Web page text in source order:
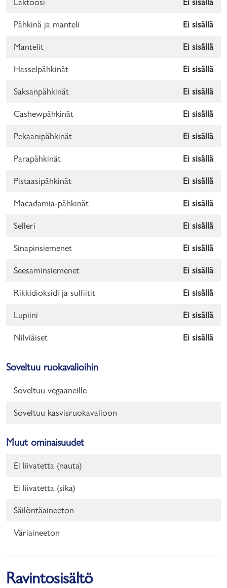
Pähkinä ja manteli Ei sisällä
Mantelit Ei sisällä
Hasselpähkinät Ei sisällä
Saksanpähkinät Ei sisällä
Cashewpähkinät Ei sisällä
Pekaanipähkinät Ei sisällä
Parapähkinät Ei sisällä
Pistaasipähkinät Ei sisällä
Macadamia-pähkinät Ei sisällä
Selleri Ei sisällä
Sinapinsiemenet Ei sisällä
Seesaminsiemenet Ei sisällä
Rikkidioksidi ja sulfiitit Ei sisällä
Lupiini Ei sisällä
Nilviäiset Ei sisällä
Soveltuu ruokavalioihin
Soveltuu vegaaneille
Soveltuu kasvisruokavalioon
Muut ominaisuudet
Ei liivatetta (nauta)
Ei liivatetta (sika)
Säilöntäaineeton
Väriaineeton
Ravintosisältö